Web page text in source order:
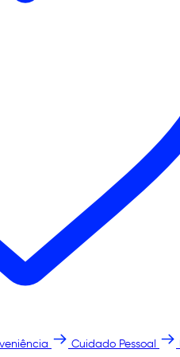
Cuidado Pessoal